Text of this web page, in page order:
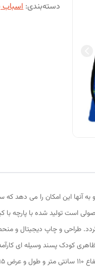
دسته‌بندی:اسباب
آنها این امکان را می دهد
است تولید شده با
گردد. طراحی و چاپ دیجیتال
ظاهری کودک پسند وسیله ای